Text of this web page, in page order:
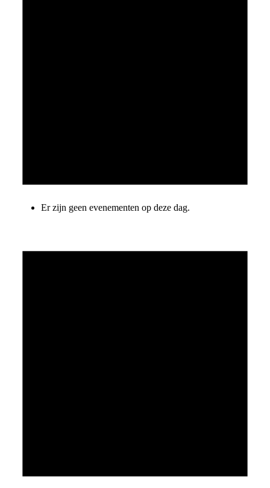
Er zijn geen evenementen op deze dag.